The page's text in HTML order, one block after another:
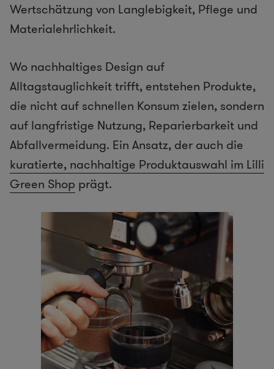
Wertschätzung von Langlebigkeit, Pflege und
Materialehrlichkeit.
Wo nachhaltiges Design auf
Alltagstauglichkeit trifft, entstehen Produkte,
die nicht auf schnellen Konsum zielen, sondern
auf langfristige Nutzung, Reparierbarkeit und
Abfallvermeidung. Ein Ansatz, der auch die
kuratierte, nachhaltige Produktauswahl im Lilli
Green Shop prägt.